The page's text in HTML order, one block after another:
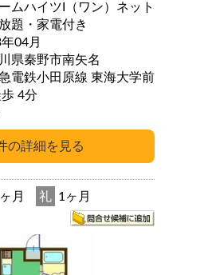
ームハイツI（ワン）ネット
題・家電付き
04月
県秦野市南矢名
電鉄小田原線 東海大学前
駅 徒歩 4分
月 礼 1ヶ月